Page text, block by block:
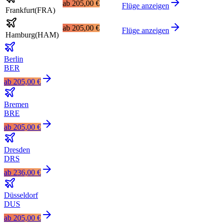
Frankfurt(FRA)
ab 205,00 € Flüge anzeigen
Hamburg(HAM)
ab 205,00 € Flüge anzeigen
Berlin
BER
ab 205,00 €
Bremen
BRE
ab 205,00 €
Dresden
DRS
ab 236,00 €
Düsseldorf
DUS
ab 205,00 €